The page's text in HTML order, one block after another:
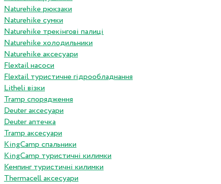
Naturehike рюкзаки
Naturehike сумки
Naturehike трекінгові палиці
Naturehike холодильники
Naturehike аксесуари
Flextail насоси
Flextail туристичне гідрообладнання
Litheli візки
Tramp спорядження
Deuter аксесуари
Deuter аптечка
Tramp аксесуари
KingCamp спальники
KingCamp туристичні килимки
Кемпинг туристичні килимки
Thermacell аксесуари